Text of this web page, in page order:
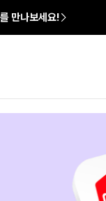
만나보세요!